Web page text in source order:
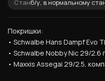
Станб/у, в нормальному
Покришки:
• Schwalbe Hans Dampf Evo
• Schwalbe Nobby Nic 29/2.6
• Maxxis Assegai 29/2.5,